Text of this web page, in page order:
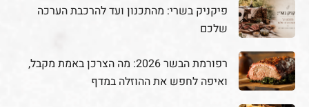
פיקניק בשרי: מהתכנון ועד להרכבת הערכה
שלכם
רפורמת הבשר 2026: מה הצרכן באמת מקבל,
ואיפה לחפש את ההוזלה במדף